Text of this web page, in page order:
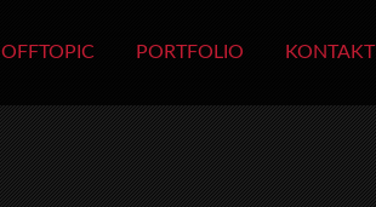
OFFTOPIC PORTFOLIO KONTAKT